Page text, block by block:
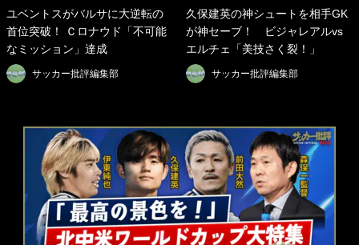
ユベントスがバルサに大逆転の
首位突破！ Ｃロナウド「不可能
なミッション」達成
サッカー批評編集部
久保建英の神シュートを相手GK
が神セーブ！ ビジャレアルvs
エルチェ「美技さく裂！」
サッカー批評編集部